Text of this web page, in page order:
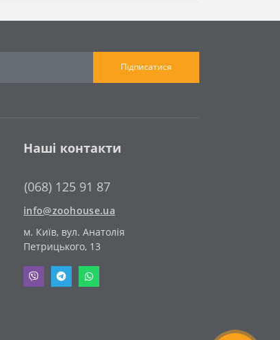
Підписатися
Наші контакти
(068) 125 91 87
info@zoohouse.ua
м. Київ, вул. Анатолія
Петрицького, 13